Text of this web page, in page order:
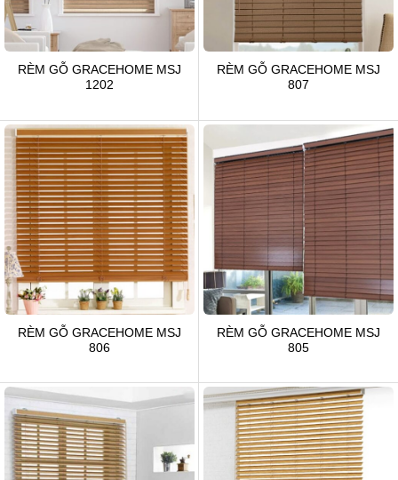
RÈM GỖ GRACEHOME MSJ
1202
RÈM GỖ GRACEHOME MSJ
807
RÈM GỖ GRACEHOME MSJ
806
RÈM GỖ GRACEHOME MSJ
805